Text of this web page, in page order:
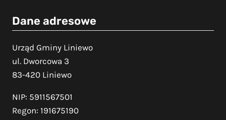
Dane adresowe
Urząd Gminy Liniewo
ul. Dworcowa 3
83-420 Liniewo
NIP: 5911567501
Regon: 191675190